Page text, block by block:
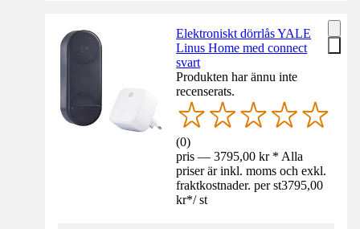
Elektroniskt dörrlås YALE
Linus Home med connect
svart
Produkten har ännu inte
recenserats.
(0)
pris — 3795,00 kr * Alla
priser är inkl. moms och exkl.
fraktkostnader. per st3795,00
kr*/ st